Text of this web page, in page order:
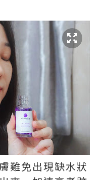
難免出現缺水狀